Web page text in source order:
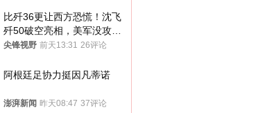
比歼36更让西方恐慌！沈飞
歼50破空亮相，美军没攻克
的技术被拿下
尖锋视野 前天13:31 26评论
阿根廷足协力挺因凡蒂诺
澎湃新闻 昨天08:47 37评论